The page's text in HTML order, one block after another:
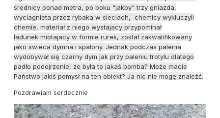
srednicy ponad metra, po boku "jakby" trzy gniazda,
wyciagnieta przez rybaka w sieciach, chemicy wykluczyli
chemie, materiał z niego wystajacy przypominał
ładunek miotajacy w formie rurek, został zakwalifikowany
jako swieca dymna i spalony. Jednak podczas palenia
wydobywał się czarny dym jak przy paleniu trotylu dlatego
padło podejrzenie, ze była to jakaś bomba? Może macie
Państwo jakiś pomysł na ten obiekt? Ja nic nie mogę znaleźć.
Pozdrawiam serdecznie